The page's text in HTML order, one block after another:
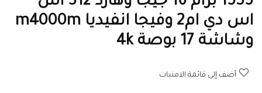
اس دي ام2 وفيجا انفيديا m4000m
وشاشة 17 بوصة 4k
أضف إلى قائمة الامنيات